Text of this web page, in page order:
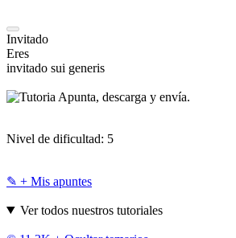
Invitado
Eres
invitado sui generis
Apunta, descarga y envía.
Nivel de dificultad: 5
✎ + Mis apuntes
Ver todos nuestros tutoriales